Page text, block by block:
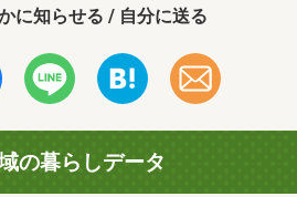
に知らせる / 自分に送る
の暮らしデータ